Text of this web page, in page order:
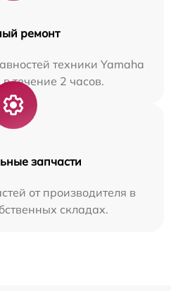
ремонт
техники Yamaha
течение 2 часов.
запчасти
от производителя в
складах.